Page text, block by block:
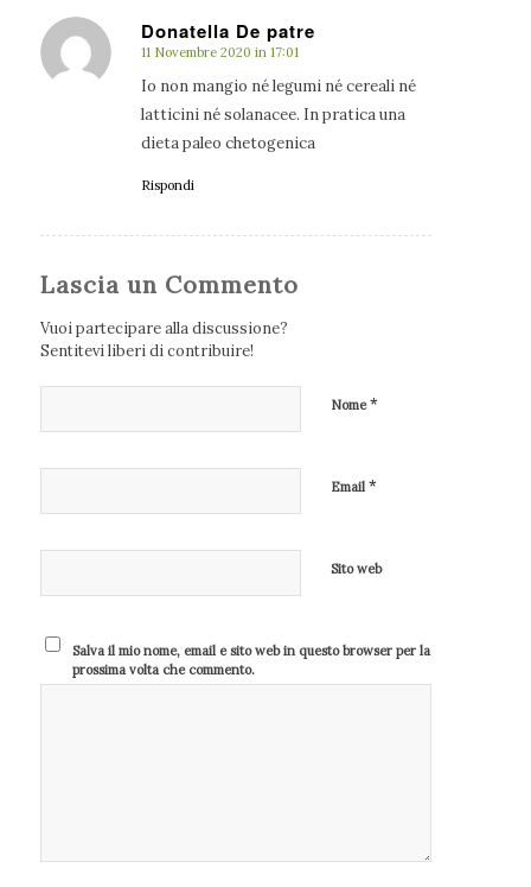
Donatella De patre
dice:
11 Novembre 2020 in 17:01
Io non mangio né legumi né cereali né
latticini né solanacee. In pratica una
dieta paleo chetogenica
Rispondi
Lascia un Commento
Vuoi partecipare alla discussione?
Sentitevi liberi di contribuire!
Nome*
Email *
Sito web
Salva il mio nome, email e sito web in questo browser per la
prossima volta che commento.